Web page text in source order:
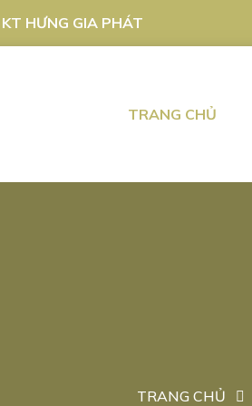
HƯNG GIA PHÁT
TRANG CHỦ
TRANG CHỦ